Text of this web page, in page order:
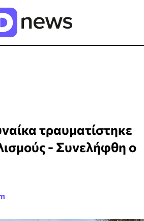
τραυματίστηκε
- Συνελήφθη ο